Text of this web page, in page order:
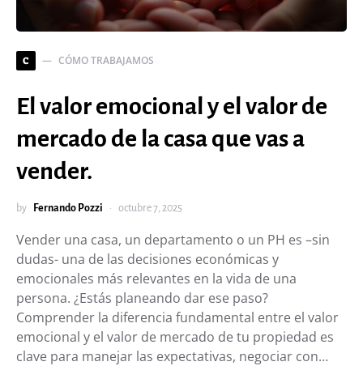
C CÓMO TRABAJAMOS
El valor emocional y el valor de
mercado de la casa que vas a
vender.
by Fernando Pozzi octubre 7, 2025
Vender una casa, un departamento o un PH es –sin
dudas- una de las decisiones económicas y
emocionales más relevantes en la vida de una
persona. ¿Estás planeando dar ese paso?
Comprender la diferencia fundamental entre el valor
emocional y el valor de mercado de tu propiedad es
clave para manejar las expectativas, negociar con…